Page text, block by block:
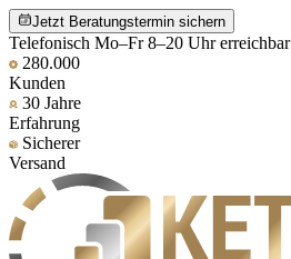
Jetzt Beratungstermin sichern
Telefonisch Mo–Fr 8–20 Uhr erreichbar
280.000
Kunden
30 Jahre
Erfahrung
Sicherer
Versand